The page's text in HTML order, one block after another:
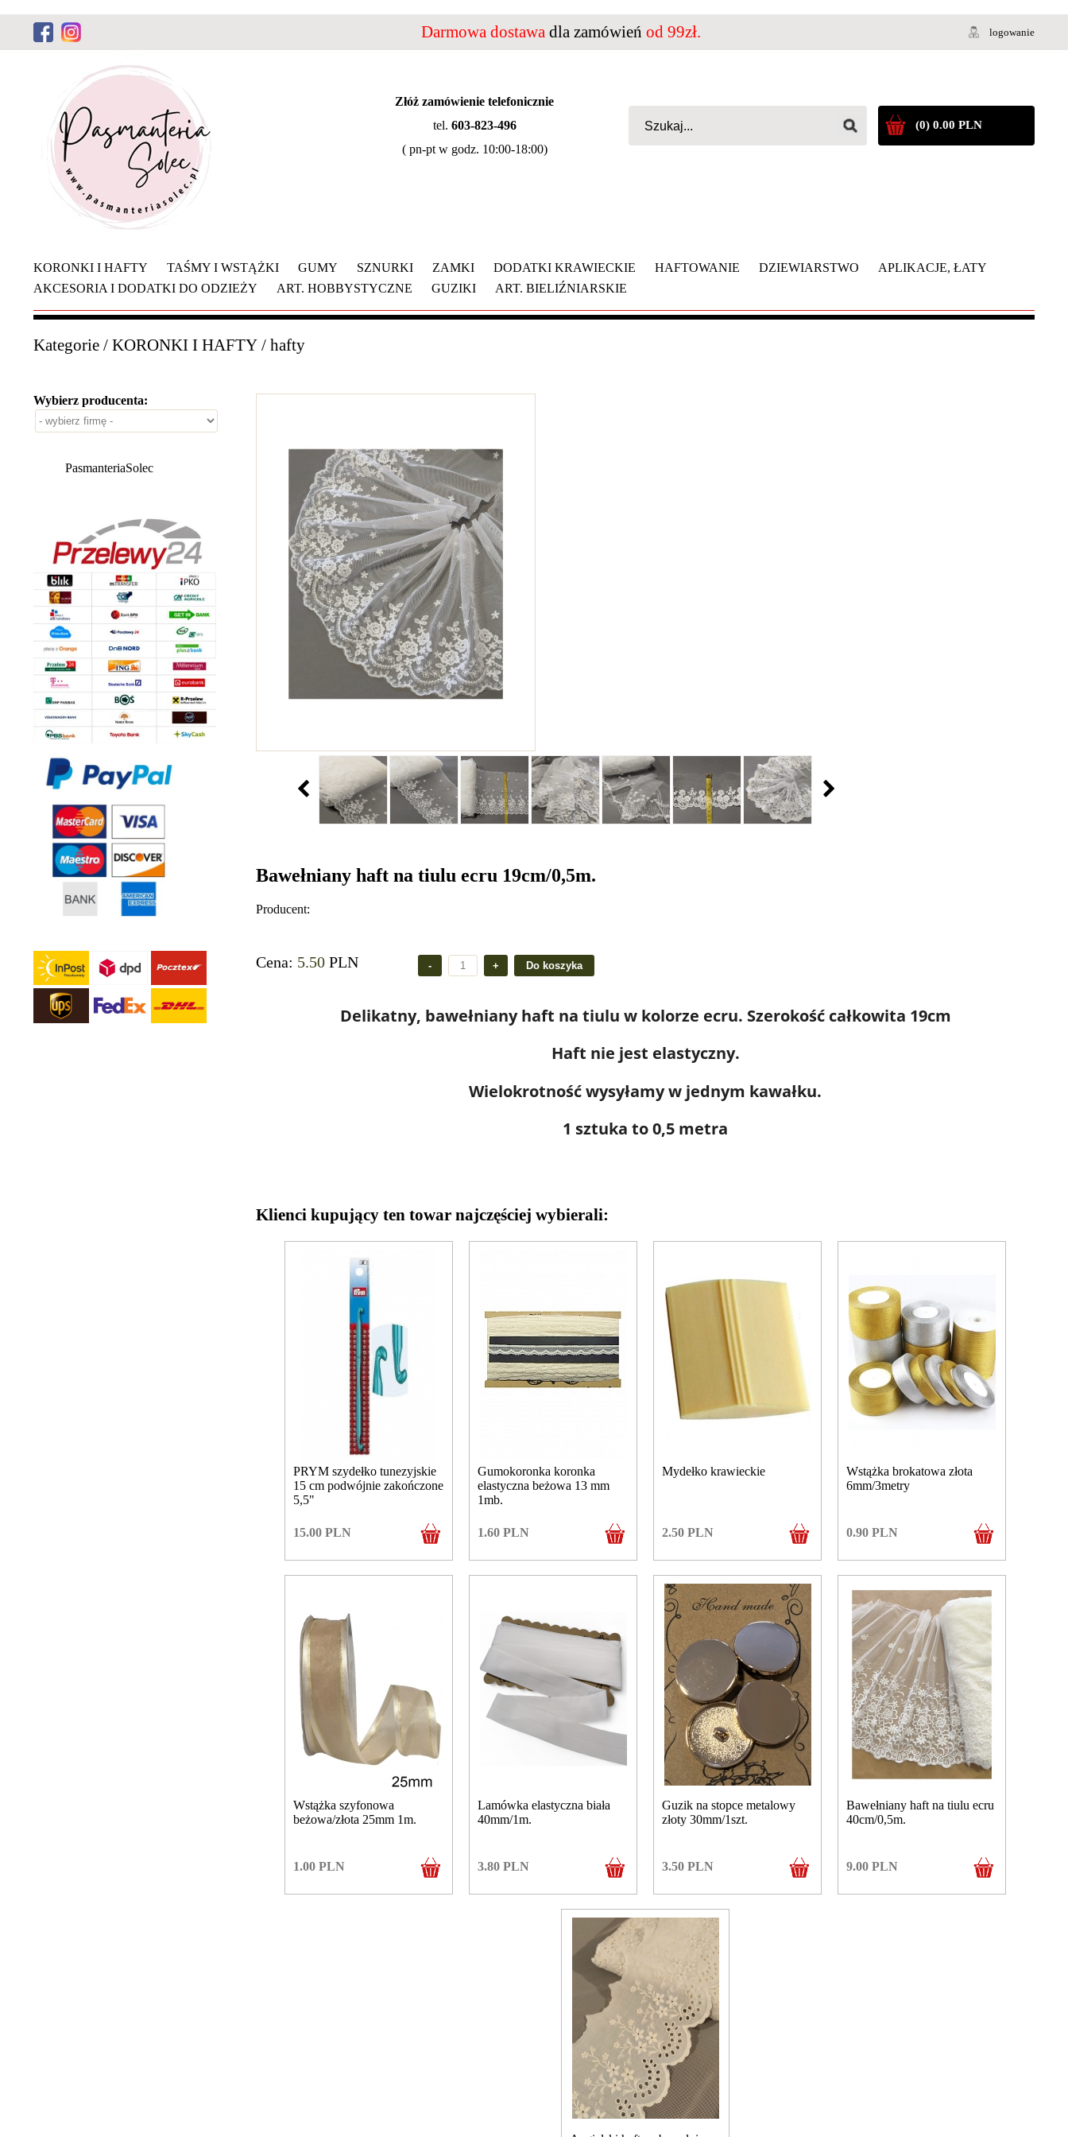
Darmowa dostawa dla zamówień od 99zł. logowanie
Złóż zamówienie telefonicznie
tel. 603-823-496
( pn-pt w godz. 10:00-18:00)
(0) 0.00 PLN
KORONKI I HAFTY TAŚMY I WSTĄŻKI GUMY SZNURKI ZAMKI DODATKI KRAWIECKIE HAFTOWANIE DZIEWIARSTWO
APLIKACJE, ŁATY
AKCESORIA I DODATKI DO ODZIEŻY
ART. HOBBYSTYCZNE GUZIKI ART. BIELIŹNIARSKIE
Kategorie / KORONKI I HAFTY / hafty
Wybierz producenta:
PasmanteriaSolec
Bawełniany haft na tiulu ecru 19cm/0,5m.
Producent:
Cena: 5.50 PLN
Delikatny, bawełniany haft na tiulu w kolorze ecru. Szerokość całkowita 19cm
Haft nie jest elastyczny.
Wielokrotność wysyłamy w jednym kawałku.
1 sztuka to 0,5 metra
Klienci kupujący ten towar najczęściej wybierali:
PRYM szydełko tunezyjskie
15 cm podwójnie zakończone
5,5"
15.00 PLN
Gumokoronka koronka
elastyczna beżowa 13 mm
1mb.
1.60 PLN
Mydełko krawieckie
2.50 PLN
Wstążka brokatowa złota
6mm/3metry
0.90 PLN
Wstążka szyfonowa
beżowa/złota 25mm 1m.
1.00 PLN
Lamówka elastyczna biała
40mm/1m.
3.80 PLN
Guzik na stopce metalowy
złoty 30mm/1szt.
3.50 PLN
Bawełniany haft na tiulu ecru
40cm/0,5m.
9.00 PLN